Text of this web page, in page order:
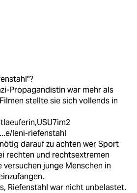
Propagandistin war mehr als
stellte sie sich vollends in
leni-riefenstahl
darauf zu achten wer Sport
rechten und rechtsextremen
junge Menschen in
Riefenstahl war nicht unbelastet.